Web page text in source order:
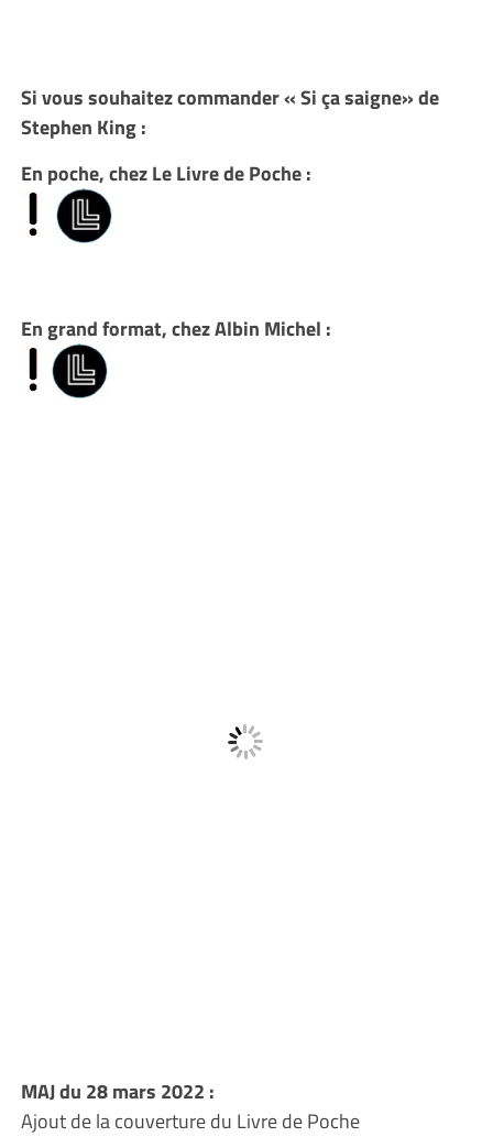
Si vous souhaitez commander « Si ça saigne» de
Stephen King :
En poche, chez Le Livre de Poche :
En grand format, chez Albin Michel :
MAJ du 28 mars 2022 :
Ajout de la couverture du Livre de Poche